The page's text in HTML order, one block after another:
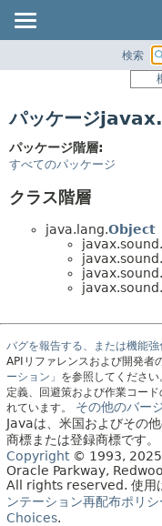
パッケージ
クラス
使用
階層ツリー
プレビュー
ヘルプ
検索
パッケージ
パッケージ階層:
すべてのパッケージ
クラス階層
java.lang.Object
バグを報告する、または機能
APIリファレンスおよび開発者
ーション」 を参照してくださ
定義、回避策および作業コー
れています。
その他のバー
Javaは、米国およびその
商標または登録商標です。
Copyright© 1993,
Oracle Parkway,
All rights reserved. 使用
ンテーション再配布ポリシ
Choices.